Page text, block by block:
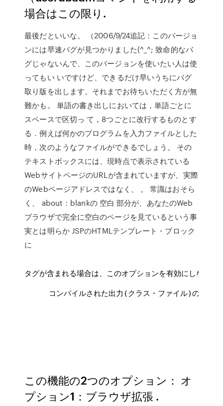
場合はこの限り.
最後だといいな。 （2006/9/24追記：このバージョ
ンには早速バグが見つかりました(^_^; 致命的なバ
グじゃないんで、このバージョンを使いたい人は使
ってもい いですけど、できるだけ早いうちにバグ
取り版を出します。それまでお待ちいただく方が無
難かも。 単語の書き出しにおいては，単語ごとに
スペースで区切っ て，8つごとに改行するものとす
る．例えば何かのプログラムを入力ファイルとした
時，次のようなファイルができるでしょう。 その
テキストボックスには、現時点で表示されている
WebサイトページのURLが含まれていますが、実際
のWebページアドレスではなく、 。 常識はおそら
く、 about：blankの 空白 部分が、あなたのWeb
ブラウザで完全に空白のページを見ているという事
実とは明らか JSPのHTMLテンプレート・ブロック
に
タグが含まれる場合は、このオプションを有効にしない
コンパイルされた出力(クラス・ファイル)の出力
この機能の2つのオプション： オ
プション1：ブラウザ拡張 .